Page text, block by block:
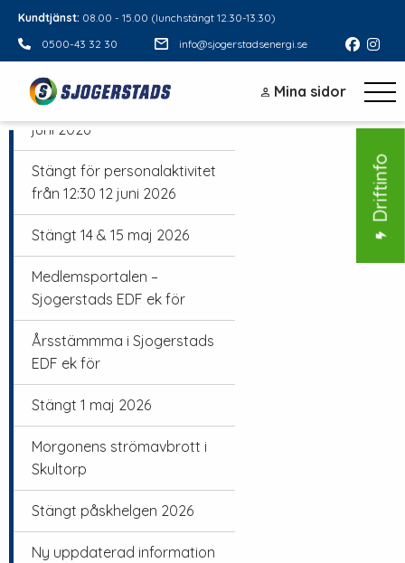
Driftinfo
Kundtjänst: 08.00 - 15.00 (lunchstängt 12.30-13.30)
0500-43 32 30
info@sjogerstadsenergi.se
Mina sidor
Sommar 2026
Stängt midsommarafton 19
juni 2026
Stängt för personalaktivitet
från 12:30 12 juni 2026
Stängt 14 & 15 maj 2026
Medlemsportalen –
Sjogerstads EDF ek för
Årsstämmma i Sjogerstads
EDF ek för
Stängt 1 maj 2026
Morgonens strömavbrott i
Skultorp
Stängt påskhelgen 2026
Ny uppdaterad information